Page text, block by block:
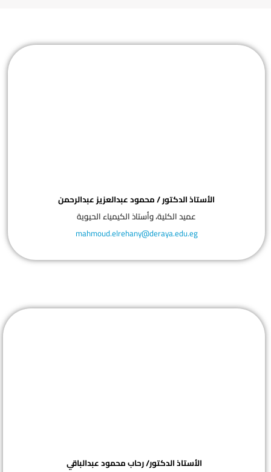
الأستاذ الدكتور / محمود عبدالعزيز عبدالرحمن
عميد الكلية، وأستاذ الكيمياء الحيوية
mahmoud.elrehany@deraya.edu.eg
الأستاذ الدكتور/ رحاب محمود عبدالباقي